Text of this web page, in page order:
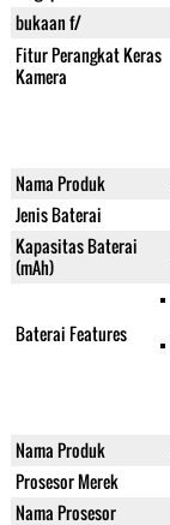
bukaan f/
Fitur Perangkat Keras
Kamera
Nama Produk
Jenis Baterai
Kapasitas Baterai
(mAh)
Baterai Features
Nama Produk
Prosesor Merek
Nama Prosesor